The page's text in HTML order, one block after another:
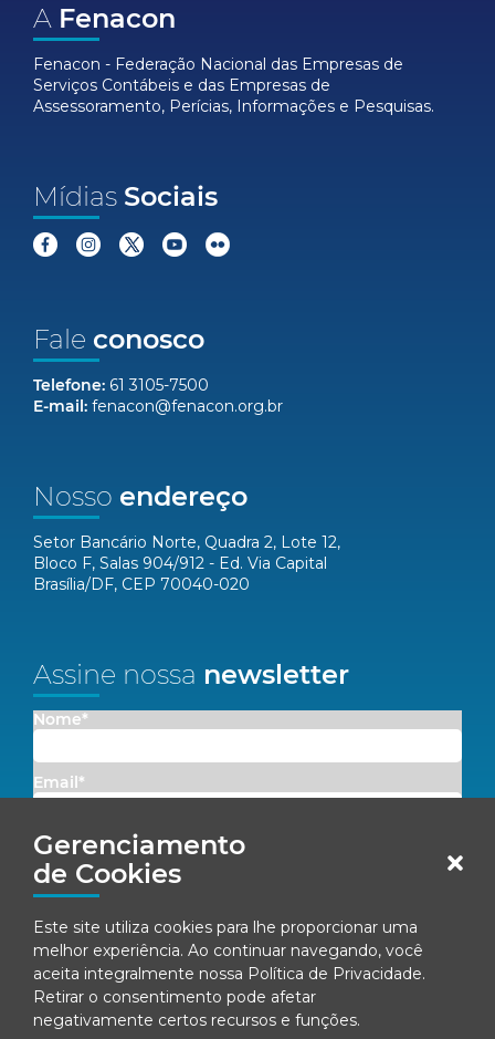
Gerenciamento
de Cookies
Este site utiliza cookies para lhe proporcionar uma
melhor experiência. Ao continuar navegando, você
aceita integralmente nossa Política de Privacidade.
Retirar o consentimento pode afetar
negativamente certos recursos e funções.
A Fenacon
Fenacon - Federação Nacional das Empresas de
Serviços Contábeis e das Empresas de
Assessoramento, Perícias, Informações e Pesquisas.
Mídias Sociais
Fale conosco
Telefone: 61 3105-7500
E-mail: fenacon@fenacon.org.br
Nosso endereço
Setor Bancário Norte, Quadra 2, Lote 12,
Bloco F, Salas 904/912 - Ed. Via Capital
Brasília/DF, CEP 70040-020
Assine nossa newsletter
Nome*
Email*
Concordo em receber comunicações da Fenacon.
Ao se inscrever, você concorda com nossa Política de Privacidade